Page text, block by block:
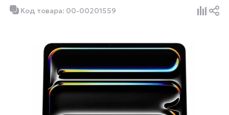
Код товара: 00-00201559